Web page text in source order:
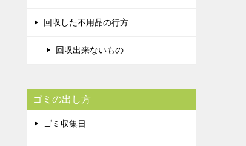
回収した不用品の行方
回収出来ないもの
ゴミの出し方
ゴミ収集日